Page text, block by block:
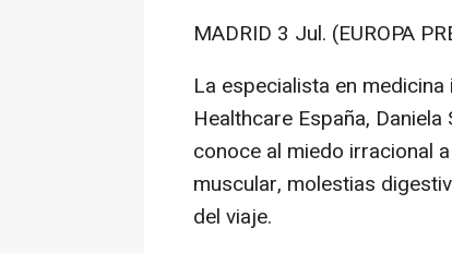
MADRID 3 Jul. (EUROPA
La especialista en
Healthcare España,
conoce al miedo irracional
muscular, molestias
del viaje.